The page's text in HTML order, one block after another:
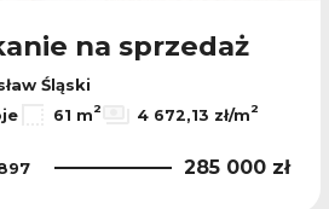
na sprzedaż
Śląski
61 m2 4 672,13 zł/m2
285 000 zł